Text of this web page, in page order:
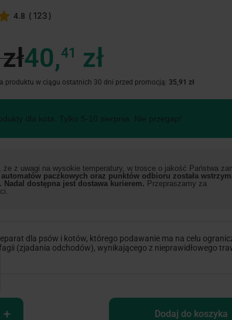
4.8 ( 123 )
40,41 zł
produktu w ciągu ostatnich 30 dni przed promocją: 35,91 zł
dla kota. Tylko 5-10 sierpnia. Nie przegap!
że z uwagi na wysokie temperatury, w trosce o jakość Państwa
paczkowych oraz punktów odbioru została
Nadal dostępna jest dostawa kurierem. Przepraszamy za
dla psów i kotów, którego podawanie ma na celu
(zjadania odchodów), wynikającego z nieprawidłowego
Dodaj do koszyka